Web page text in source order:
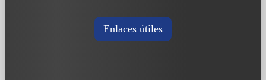
Enlaces útiles